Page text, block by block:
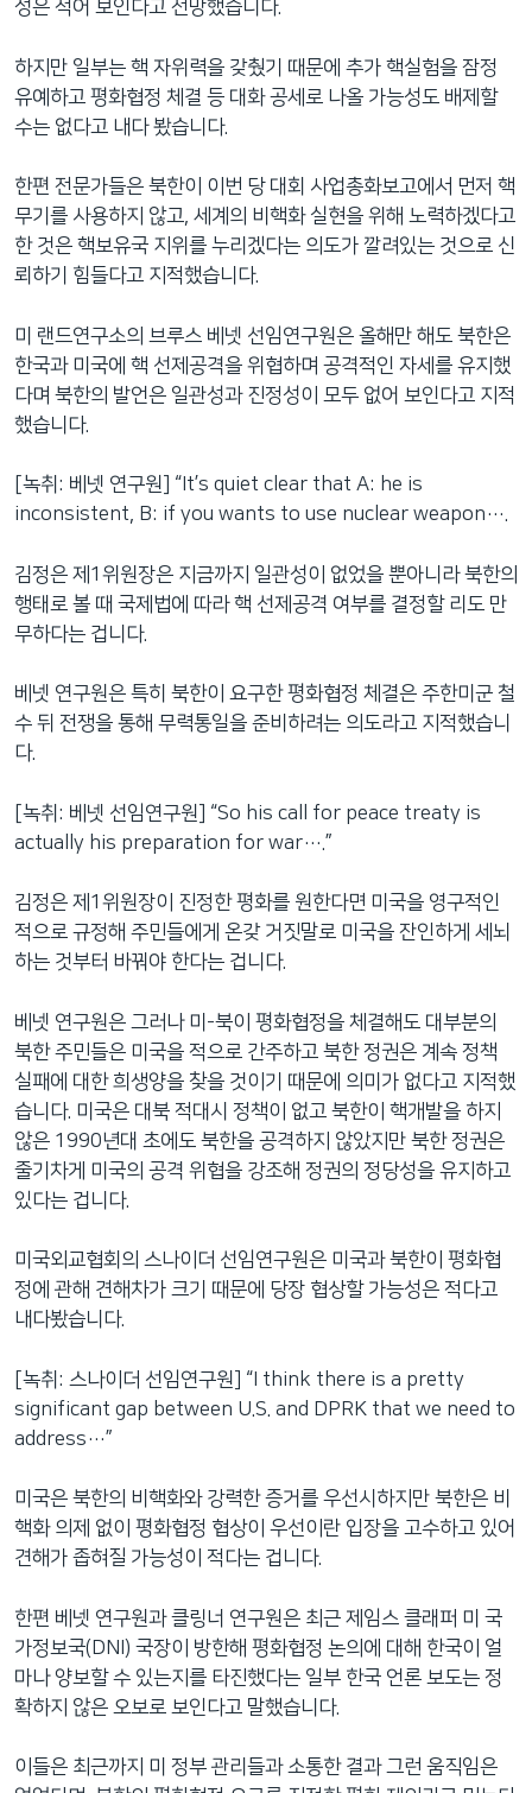
성은 적어 보인다고 전망했습니다.
하지만 일부는 핵 자위력을 갖췄기 때문에 추가 핵실험을 잠정
유예하고 평화협정 체결 등 대화 공세로 나올 가능성도 배제할
수는 없다고 내다 봤습니다.
한편 전문가들은 북한이 이번 당 대회 사업총화보고에서 먼저 핵
무기를 사용하지 않고, 세계의 비핵화 실현을 위해 노력하겠다고
한 것은 핵보유국 지위를 누리겠다는 의도가 깔려있는 것으로 신
뢰하기 힘들다고 지적했습니다.
미 랜드연구소의 브루스 베넷 선임연구원은 올해만 해도 북한은
한국과 미국에 핵 선제공격을 위협하며 공격적인 자세를 유지했
다며 북한의 발언은 일관성과 진정성이 모두 없어 보인다고 지적
했습니다.
[녹취: 베넷 연구원] “It’s quiet clear that A: he is
inconsistent, B: if you wants to use nuclear weapon….
김정은 제1위원장은 지금까지 일관성이 없었을 뿐아니라 북한의
행태로 볼 때 국제법에 따라 핵 선제공격 여부를 결정할 리도 만
무하다는 겁니다.
베넷 연구원은 특히 북한이 요구한 평화협정 체결은 주한미군 철
수 뒤 전쟁을 통해 무력통일을 준비하려는 의도라고 지적했습니
다.
[녹취: 베넷 선임연구원] “So his call for peace treaty is
actually his preparation for war….”
김정은 제1위원장이 진정한 평화를 원한다면 미국을 영구적인
적으로 규정해 주민들에게 온갖 거짓말로 미국을 잔인하게 세뇌
하는 것부터 바꿔야 한다는 겁니다.
베넷 연구원은 그러나 미-북이 평화협정을 체결해도 대부분의
북한 주민들은 미국을 적으로 간주하고 북한 정권은 계속 정책
실패에 대한 희생양을 찾을 것이기 때문에 의미가 없다고 지적했
습니다. 미국은 대북 적대시 정책이 없고 북한이 핵개발을 하지
않은 1990년대 초에도 북한을 공격하지 않았지만 북한 정권은
줄기차게 미국의 공격 위협을 강조해 정권의 정당성을 유지하고
있다는 겁니다.
미국외교협회의 스나이더 선임연구원은 미국과 북한이 평화협
정에 관해 견해차가 크기 때문에 당장 협상할 가능성은 적다고
내다봤습니다.
[녹취: 스나이더 선임연구원] “I think there is a pretty
significant gap between U.S. and DPRK that we need to
address…”
미국은 북한의 비핵화와 강력한 증거를 우선시하지만 북한은 비
핵화 의제 없이 평화협정 협상이 우선이란 입장을 고수하고 있어
견해가 좁혀질 가능성이 적다는 겁니다.
한편 베넷 연구원과 클링너 연구원은 최근 제임스 클래퍼 미 국
가정보국(DNI) 국장이 방한해 평화협정 논의에 대해 한국이 얼
마나 양보할 수 있는지를 타진했다는 일부 한국 언론 보도는 정
확하지 않은 오보로 보인다고 말했습니다.
이들은 최근까지 미 정부 관리들과 소통한 결과 그런 움직임은